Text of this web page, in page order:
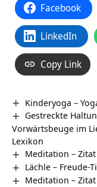
Facebook
LinkedIn
Copy Link
Kinderyoga –
Gestreckte
Vorwärtsbeuge im
Lexikon
Meditation – Zitat
Lächle – Freude-
Meditation – Zitat